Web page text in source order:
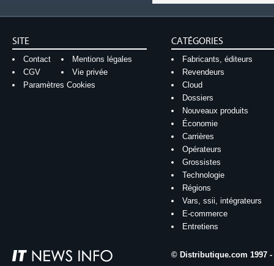
SITE
Contact
Mentions légales
CGV
Vie privée
Paramètres Cookies
CATÉGORIES
Fabricants, éditeurs
Revendeurs
Cloud
Dossiers
Nouveaux produits
Économie
Carrières
Opérateurs
Grossistes
Technologie
Régions
Vars, ssii, intégrateurs
E-commerce
Entretiens
© Distributique.com 1997 -